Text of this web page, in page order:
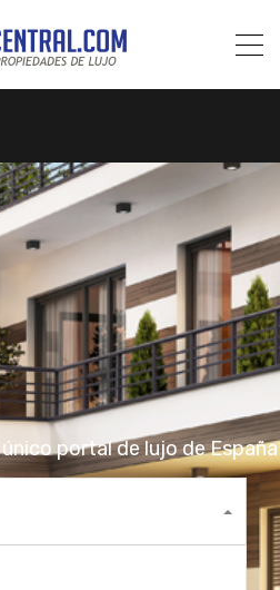
portal de lujo de España